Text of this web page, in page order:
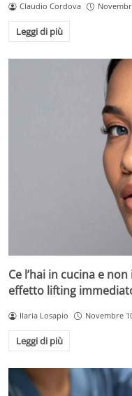
Claudio Cordova
Leggi di più
Ce l’hai in cucina e
effetto lifting
Ilaria Losapio Novembre
Leggi di più